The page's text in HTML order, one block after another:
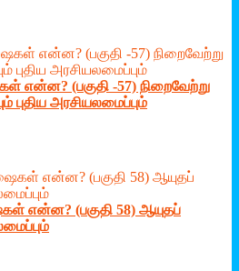
என்ன? (பகுதி -57) நிறைவேற்று
புதிய அரசியலமைப்பும்
என்ன? (பகுதி 58) ஆயுதப்